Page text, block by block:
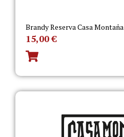
Brandy Reserva Casa Montaña
15,00€